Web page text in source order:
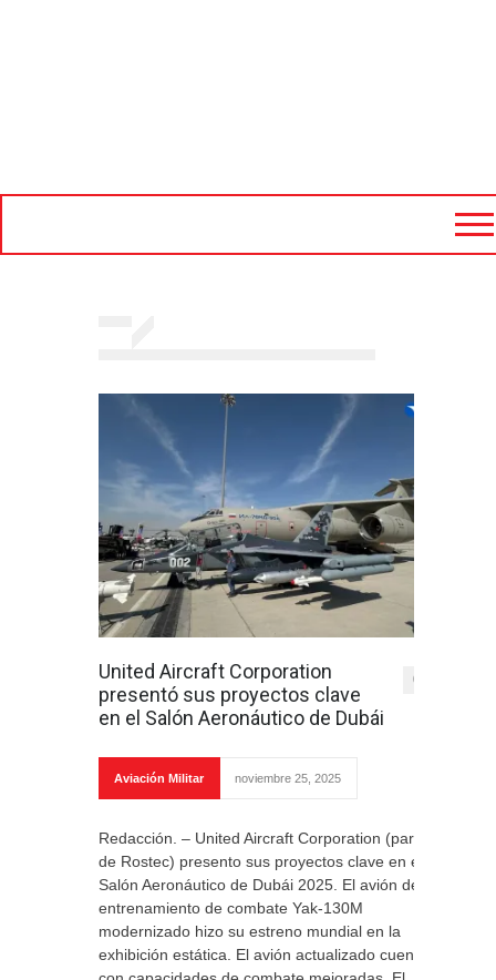
United Aircraft Corporation
presentó sus proyectos clave
en el Salón Aeronáutico de Dubái
0
Aviación Militar noviembre 25, 2025
Redacción. – United Aircraft Corporation (parte
de Rostec) presento sus proyectos clave en el
Salón Aeronáutico de Dubái 2025. El avión de
entrenamiento de combate Yak-130M
modernizado hizo su estreno mundial en la
exhibición estática. El avión actualizado cuenta